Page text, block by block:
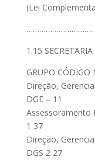
(Lei
1.15
GRUPO CÓDIGO
Direção,
DGE – 11
Assessoramento
1 37
Direção,
DGS 2 27